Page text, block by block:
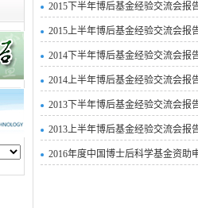
2015下半年博后基金经验交流会报
2015上半年博后基金经验交流会报
2014下半年博后基金经验交流会报
2014上半年博后基金经验交流会报
2013下半年博后基金经验交流会报
2013上半年博后基金经验交流会报
2016年度中国博士后科学基金资助